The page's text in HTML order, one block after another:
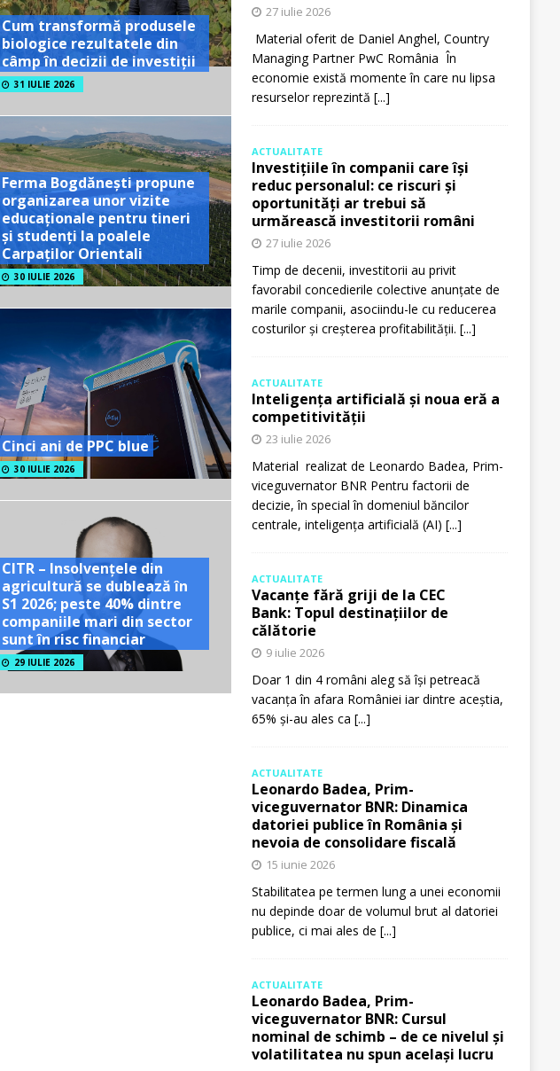
Cum transformă produsele
biologice rezultatele din
câmp în decizii de investiții
31 IULIE 2026
Ferma Bogdănești propune
organizarea unor vizite
educaționale pentru tineri
și studenți la poalele
Carpaților Orientali
30 IULIE 2026
Cinci ani de PPC blue
30 IULIE 2026
CITR – Insolvențele din
agricultură se dublează în
S1 2026; peste 40% dintre
companiile mari din sector
sunt în risc financiar
29 IULIE 2026
27 iulie 2026
Material oferit de Daniel Anghel, Country
Managing Partner PwC România În
economie există momente în care nu lipsa
resurselor reprezintă [...]
ACTUALITATE
Investițiile în companii care își
reduc personalul: ce riscuri și
oportunități ar trebui să
urmărească investitorii români
27 iulie 2026
Timp de decenii, investitorii au privit
favorabil concedierile colective anunțate de
marile companii, asociindu-le cu reducerea
costurilor și creșterea profitabilității. [...]
ACTUALITATE
Inteligența artificială și noua eră a
competitivității
23 iulie 2026
Material realizat de Leonardo Badea, Prim-
viceguvernator BNR Pentru factorii de
decizie, în special în domeniul băncilor
centrale, inteligența artificială (AI) [...]
ACTUALITATE
Vacanțe fără griji de la CEC
Bank: Topul destinațiilor de
călătorie
9 iulie 2026
Doar 1 din 4 români aleg să își petreacă
vacanța în afara României iar dintre aceștia,
65% și-au ales ca [...]
ACTUALITATE
Leonardo Badea, Prim-
viceguvernator BNR: Dinamica
datoriei publice în România și
nevoia de consolidare fiscală
15 iunie 2026
Stabilitatea pe termen lung a unei economii
nu depinde doar de volumul brut al datoriei
publice, ci mai ales de [...]
ACTUALITATE
Leonardo Badea, Prim-
viceguvernator BNR: Cursul
nominal de schimb – de ce nivelul și
volatilitatea nu spun același lucru